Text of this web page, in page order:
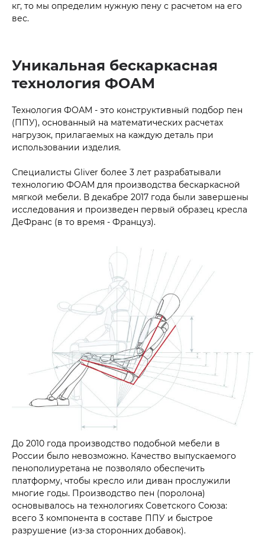
кг, то мы определим нужную пену с расчетом на его
вес.
Уникальная бескаркасная
технология ФОАМ
Технология ФОАМ - это конструктивный подбор пен
(ППУ), основанный на математических расчетах
нагрузок, прилагаемых на каждую деталь при
использовании изделия.
Специалисты Gliver более 3 лет разрабатывали
технологию ФОАМ для производства бескаркасной
мягкой мебели. В декабре 2017 года были завершены
исследования и произведен первый образец кресла
ДеФранс (в то время - Француз).
До 2010 года производство подобной мебели в
России было невозможно. Качество выпускаемого
пенополиуретана не позволяло обеспечить
платформу, чтобы кресло или диван прослужили
многие годы. Производство пен (поролона)
основывалось на технологиях Советского Союза:
всего 3 компонента в составе ППУ и быстрое
разрушение (из-за сторонних добавок).